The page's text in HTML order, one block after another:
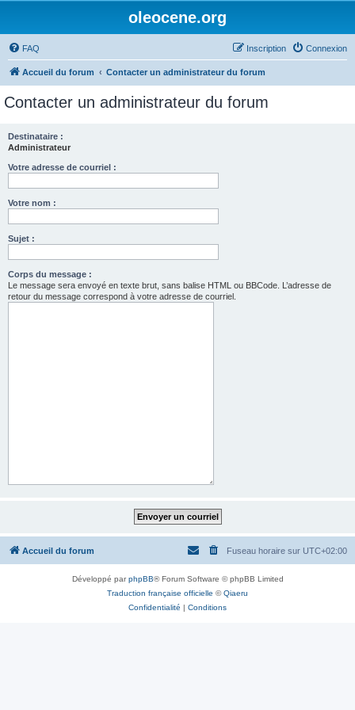
oleocene.org
FAQ Connexion
Inscription
Accueil du forum Contacter un administrateur du forum
Contacter un administrateur du forum
Destinataire :
Administrateur
Votre adresse de courriel :
Votre nom :
Sujet :
Corps du message :
Le message sera envoyé en texte brut, sans balise HTML ou BBCode. L’adresse de
retour du message correspond à votre adresse de courriel.
Accueil du forum Fuseau horaire sur UTC+02:00
Développé parphpBB® Forum Software © phpBB Limited
Traduction française officielle ©Qiaeru
Confidentialité | Conditions